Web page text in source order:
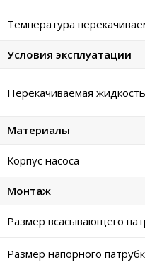
Температура
Условия эксплуатации
Перекачиваемая жидкость
Материалы
Корпус насоса
Монтаж
Размер всасывающего
Размер напорного